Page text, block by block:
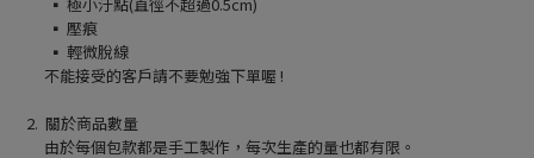
▪ 壓痕
▪ 輕微脫線
不能接受的客戶請不要勉強下單喔 !
2. 關於商品數量
由於每個包款都是手工製作，每次生產的量也都有限。